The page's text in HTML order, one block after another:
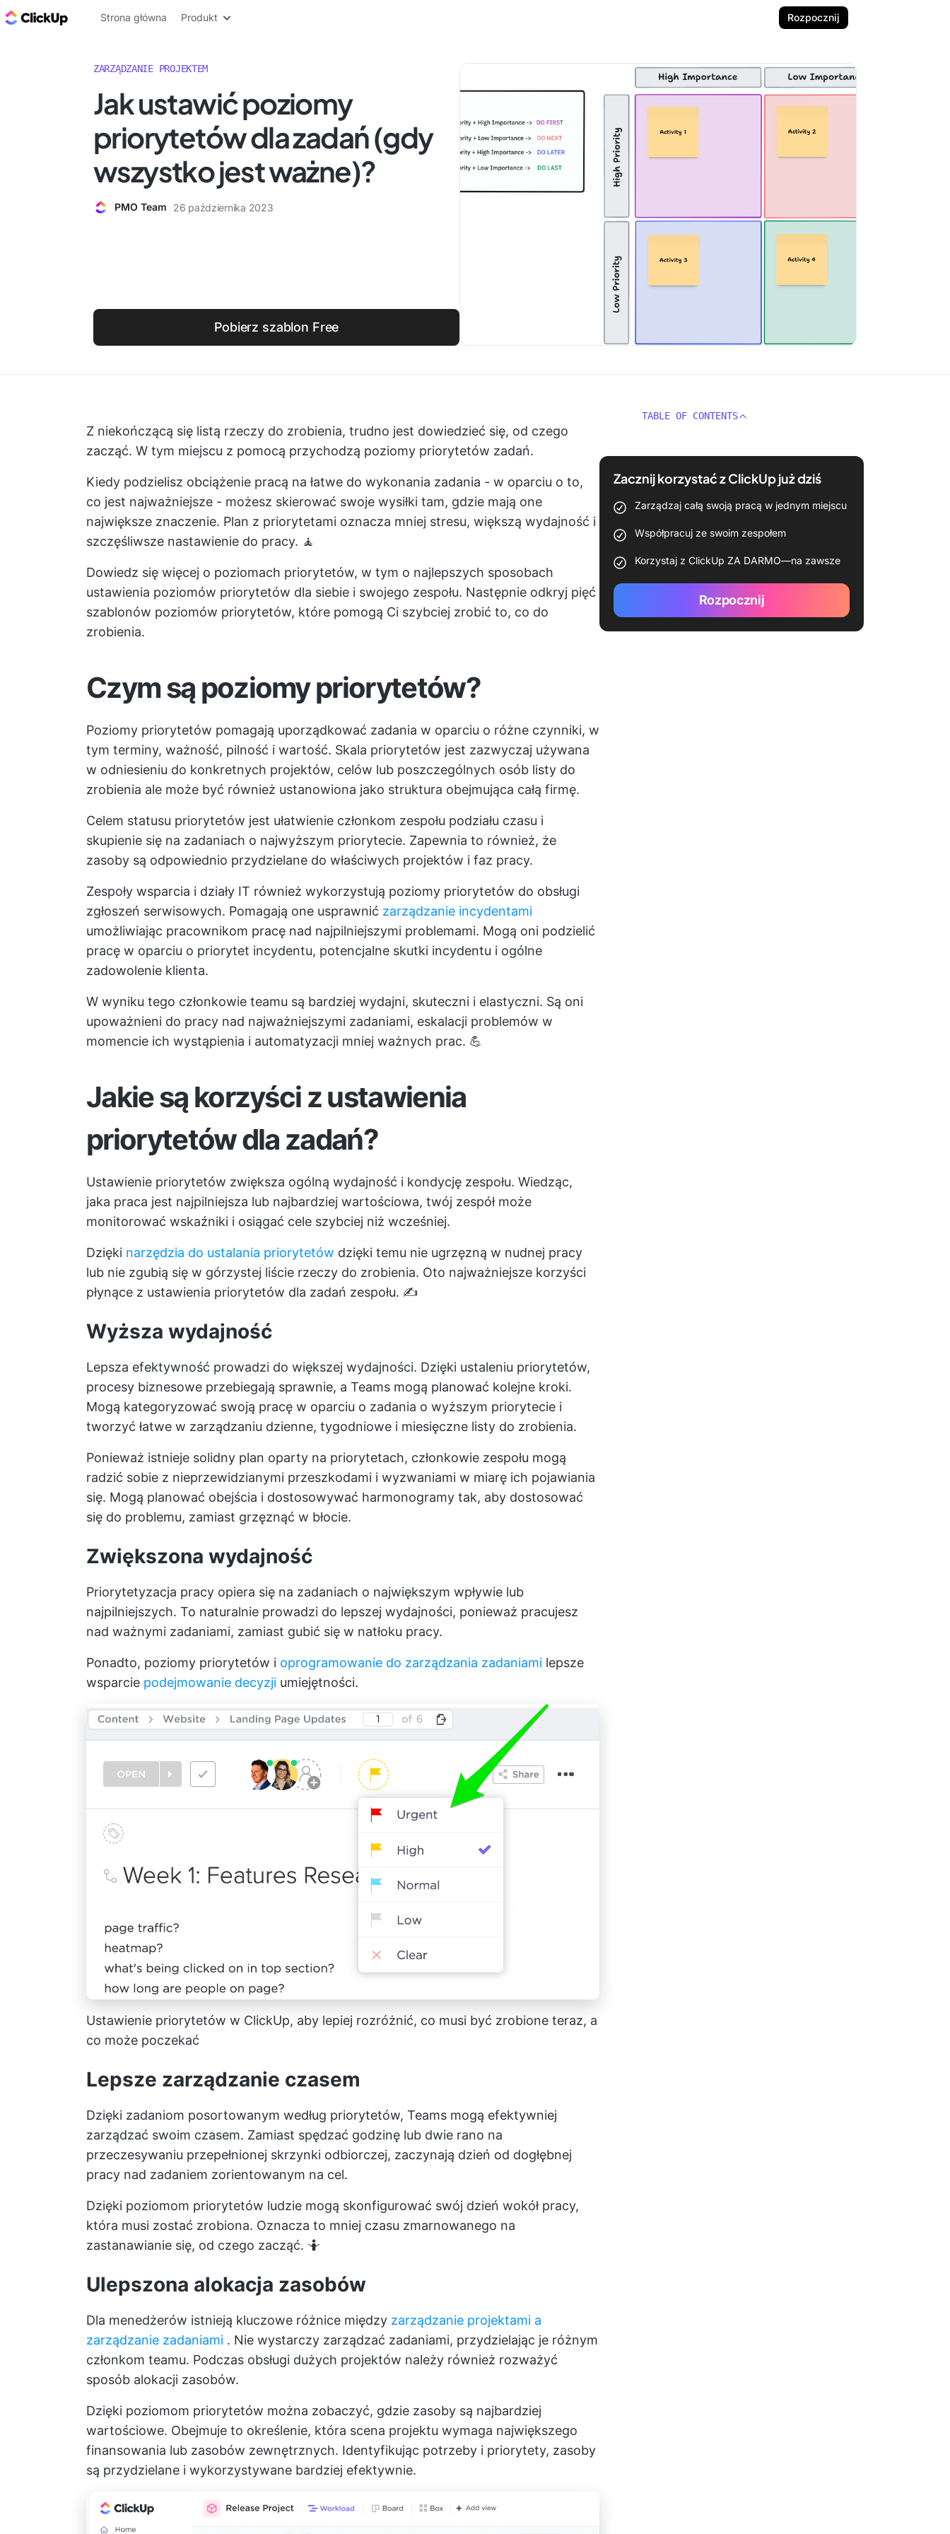
ClickUp Blog
Strona główna Produkt Rozpocznij
ZARZĄDZANIE PROJEKTEM
Jak ustawić poziomy
priorytetów dla zadań (gdy
wszystko jest ważne)?
PMO Team 26 października 2023
Pobierz szablon Free
Z niekończącą się listą rzeczy do zrobienia, trudno jest dowiedzieć się, od czego
zacząć. W tym miejscu z pomocą przychodzą poziomy priorytetów zadań.
Kiedy podzielisz obciążenie pracą na łatwe do wykonania zadania - w oparciu o to,
co jest najważniejsze - możesz skierować swoje wysiłki tam, gdzie mają one
największe znaczenie. Plan z priorytetami oznacza mniej stresu, większą wydajność i
szczęśliwsze nastawienie do pracy. 🧘
Dowiedz się więcej o poziomach priorytetów, w tym o najlepszych sposobach
ustawienia poziomów priorytetów dla siebie i swojego zespołu. Następnie odkryj pięć
szablonów poziomów priorytetów, które pomogą Ci szybciej zrobić to, co do
zrobienia.
Czym są poziomy priorytetów?
Poziomy priorytetów pomagają uporządkować zadania w oparciu o różne czynniki, w
tym terminy, ważność, pilność i wartość. Skala priorytetów jest zazwyczaj używana
w odniesieniu do konkretnych projektów, celów lub poszczególnych osób listy do
zrobienia ale może być również ustanowiona jako struktura obejmująca całą firmę.
Celem statusu priorytetów jest ułatwienie członkom zespołu podziału czasu i
skupienie się na zadaniach o najwyższym priorytecie. Zapewnia to również, że
zasoby są odpowiednio przydzielane do właściwych projektów i faz pracy.
Zespoły wsparcia i działy IT również wykorzystują poziomy priorytetów do obsługi
zgłoszeń serwisowych. Pomagają one usprawnić zarządzanie incydentami
umożliwiając pracownikom pracę nad najpilniejszymi problemami. Mogą oni podzielić
pracę w oparciu o priorytet incydentu, potencjalne skutki incydentu i ogólne
zadowolenie klienta.
W wyniku tego członkowie teamu są bardziej wydajni, skuteczni i elastyczni. Są oni
upoważnieni do pracy nad najważniejszymi zadaniami, eskalacji problemów w
momencie ich wystąpienia i automatyzacji mniej ważnych prac. 💪
Jakie są korzyści z ustawienia
priorytetów dla zadań?
Ustawienie priorytetów zwiększa ogólną wydajność i kondycję zespołu. Wiedząc,
jaka praca jest najpilniejsza lub najbardziej wartościowa, twój zespół może
monitorować wskaźniki i osiągać cele szybciej niż wcześniej.
Dzięki narzędzia do ustalania priorytetów dzięki temu nie ugrzęzną w nudnej pracy
lub nie zgubią się w górzystej liście rzeczy do zrobienia. Oto najważniejsze korzyści
płynące z ustawienia priorytetów dla zadań zespołu. ✍️
Wyższa wydajność
Lepsza efektywność prowadzi do większej wydajności. Dzięki ustaleniu priorytetów,
procesy biznesowe przebiegają sprawnie, a Teams mogą planować kolejne kroki.
Mogą kategoryzować swoją pracę w oparciu o zadania o wyższym priorytecie i
tworzyć łatwe w zarządzaniu dzienne, tygodniowe i miesięczne listy do zrobienia.
Ponieważ istnieje solidny plan oparty na priorytetach, członkowie zespołu mogą
radzić sobie z nieprzewidzianymi przeszkodami i wyzwaniami w miarę ich pojawiania
się. Mogą planować obejścia i dostosowywać harmonogramy tak, aby dostosować
się do problemu, zamiast grzęznąć w błocie.
Zwiększona wydajność
Priorytetyzacja pracy opiera się na zadaniach o największym wpływie lub
najpilniejszych. To naturalnie prowadzi do lepszej wydajności, ponieważ pracujesz
nad ważnymi zadaniami, zamiast gubić się w natłoku pracy.
Ponadto, poziomy priorytetów i oprogramowanie do zarządzania zadaniami lepsze
wsparcie podejmowanie decyzji umiejętności.
Ustawienie priorytetów w ClickUp, aby lepiej rozróżnić, co musi być zrobione teraz, a
co może poczekać
Lepsze zarządzanie czasem
Dzięki zadaniom posortowanym według priorytetów, Teams mogą efektywniej
zarządzać swoim czasem. Zamiast spędzać godzinę lub dwie rano na
przeczesywaniu przepełnionej skrzynki odbiorczej, zaczynają dzień od dogłębnej
pracy nad zadaniem zorientowanym na cel.
Dzięki poziomom priorytetów ludzie mogą skonfigurować swój dzień wokół pracy,
która musi zostać zrobiona. Oznacza to mniej czasu zmarnowanego na
zastanawianie się, od czego zacząć. 🤷
Ulepszona alokacja zasobów
Dla menedżerów istnieją kluczowe różnice między zarządzanie projektami a
zarządzanie zadaniami . Nie wystarczy zarządzać zadaniami, przydzielając je różnym
członkom teamu. Podczas obsługi dużych projektów należy również rozważyć
sposób alokacji zasobów.
Dzięki poziomom priorytetów można zobaczyć, gdzie zasoby są najbardziej
wartościowe. Obejmuje to określenie, która scena projektu wymaga największego
finansowania lub zasobów zewnętrznych. Identyfikując potrzeby i priorytety, zasoby
są przydzielane i wykorzystywane bardziej efektywnie.
TABLE OF CONTENTS
Zacznij korzystać z ClickUp już dziś
Zarządzaj całą swoją pracą w jednym miejscu
Współpracuj ze swoim zespołem
Korzystaj z ClickUp ZA DARMO—na zawsze
Rozpocznij